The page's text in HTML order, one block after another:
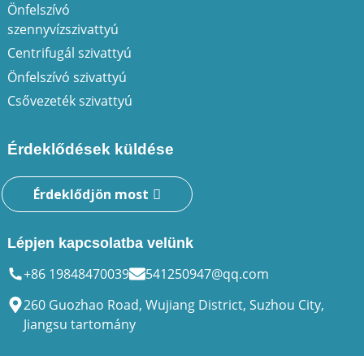
Önfelszívó
szennyvízszivattyú
Centrifugál szivattyú
Önfelszívó szivattyú
Csővezeték szivattyú
Érdeklődések küldése
Érdeklődjön most
Lépjen kapcsolatba velünk
+86 19848470039
541250947@qq.com
260 Guozhao Road, Wujiang District, Suzhou City,
Jiangsu tartomány